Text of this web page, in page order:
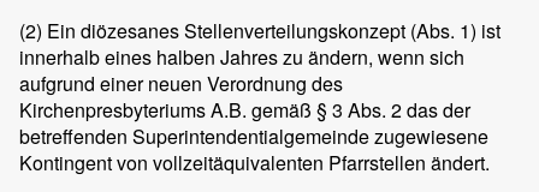
(2) Ein diözesanes Stellenverteilungskonzept (Abs. 1) ist
innerhalb eines halben Jahres zu ändern, wenn sich
aufgrund einer neuen Verordnung des
Kirchenpresbyteriums A.B. gemäß § 3 Abs. 2 das der
betreffenden Superintendentialgemeinde zugewiesene
Kontingent von vollzeitäquivalenten Pfarrstellen ändert.